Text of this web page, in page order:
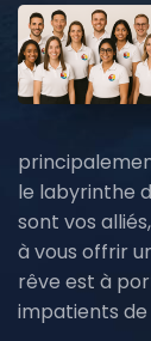
le labyrinthe
sont vos
à vous offrir
rêve est à
impatients de